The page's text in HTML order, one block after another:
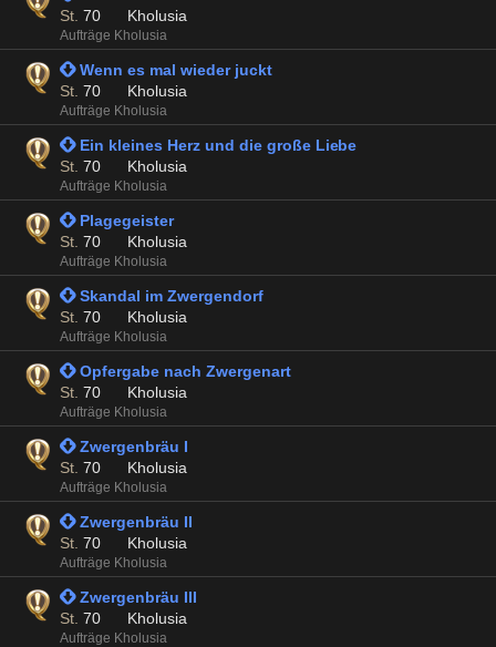
St. 70 Kholusia
Aufträge Kholusia
 Wenn es mal wieder juckt
St. 70 Kholusia
Aufträge Kholusia
 Ein kleines Herz und die große Liebe
St. 70 Kholusia
Aufträge Kholusia
 Plagegeister
St. 70 Kholusia
Aufträge Kholusia
 Skandal im Zwergendorf
St. 70 Kholusia
Aufträge Kholusia
 Opfergabe nach Zwergenart
St. 70 Kholusia
Aufträge Kholusia
 Zwergenbräu I
St. 70 Kholusia
Aufträge Kholusia
 Zwergenbräu II
St. 70 Kholusia
Aufträge Kholusia
 Zwergenbräu III
St. 70 Kholusia
Aufträge Kholusia